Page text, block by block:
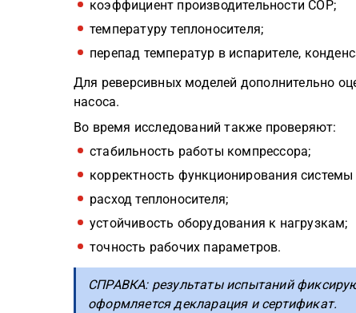
коэффициент производительности COP;
температуру теплоносителя;
перепад температур в испарителе,
Для реверсивных моделей дополнительно
насоса.
Во время исследований также проверяют:
стабильность работы компрессора;
корректность функционирования
расход теплоносителя;
устойчивость оборудования к нагрузкам;
точность рабочих параметров.
СПРАВКА: результаты испытаний
оформляется декларация и сертификат.